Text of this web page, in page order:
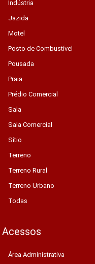
Indústria
Jazida
Motel
Posto de Combustível
Pousada
Praia
Prédio Comercial
Sala
Sala Comercial
Sítio
Terreno
Terreno Rural
Terreno Urbano
Todas
Acessos
Área Administrativa